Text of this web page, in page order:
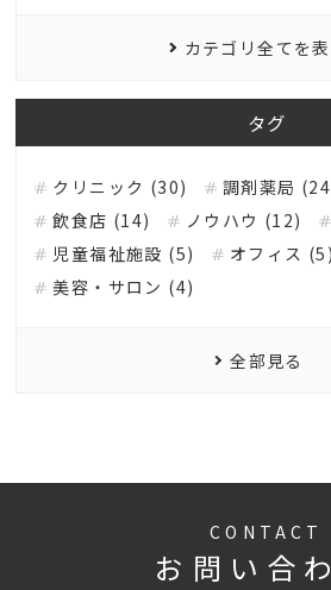
カテゴリ全てを
タグ
クリニック (30) 調剤薬局
飲食店 (14)
ノウハウ (12)
児童福祉施設 (5)
オフィス (5)
美容・サロン (4)
全部見る
CONTACT
お問い合